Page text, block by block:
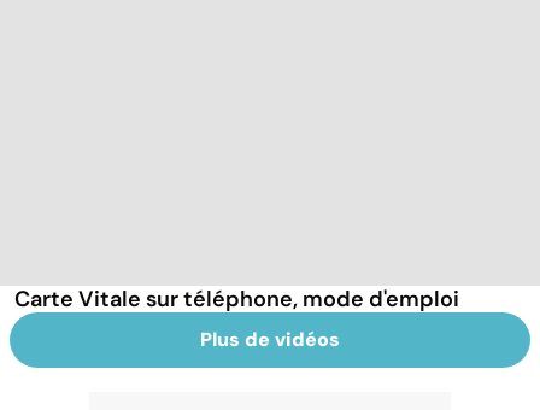
Carte Vitale sur téléphone, mode d'emploi
Plus de vidéos